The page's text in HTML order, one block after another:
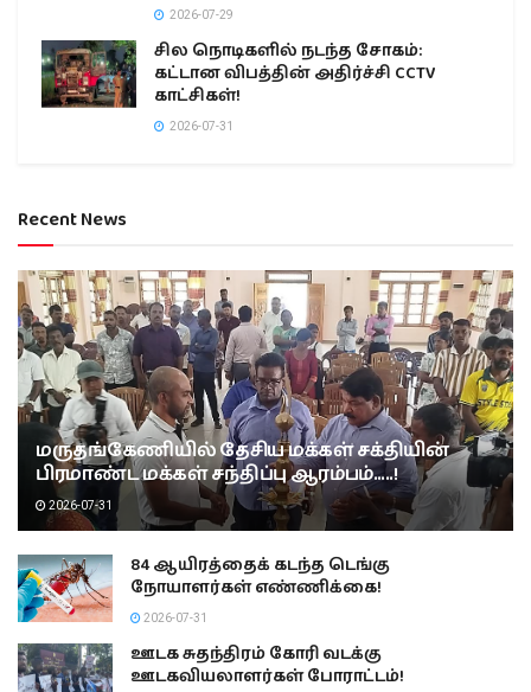
2026-07-29
சில நொடிகளில் நடந்த சோகம்:
கட்டான விபத்தின் அதிர்ச்சி CCTV
காட்சிகள்!
2026-07-31
Recent News
மருதங்கேணியில் தேசிய மக்கள் சக்தியின்
பிரமாண்ட மக்கள் சந்திப்பு ஆரம்பம்…..!
2026-07-31
84 ஆயிரத்தைக் கடந்த டெங்கு
நோயாளர்கள் எண்ணிக்கை!
2026-07-31
ஊடக சுதந்திரம் கோரி வடக்கு
ஊடகவியலாளர்கள் போராட்டம்!